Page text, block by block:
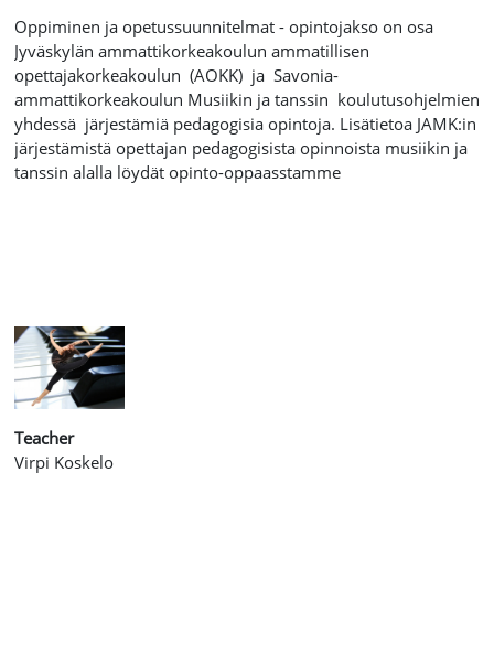
Oppiminen ja opetussuunnitelmat - opintojakso on osa
Jyväskylän ammattikorkeakoulun ammatillisen
opettajakorkeakoulun (AOKK) ja Savonia-
ammattikorkeakoulun Musiikin ja tanssin koulutusohjelmien
yhdessä järjestämiä pedagogisia opintoja. Lisätietoa JAMK:in
järjestämistä opettajan pedagogisista opinnoista musiikin ja
tanssin alalla löydät opinto-oppaasstamme
Teacher
Virpi Koskelo